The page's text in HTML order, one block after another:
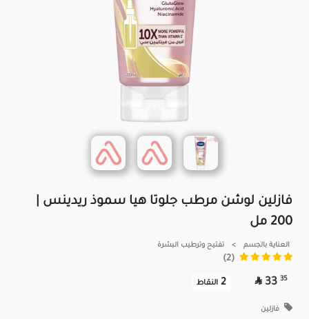
فازلين لوشن مرطب جلوتا هيا سموذ ريدينس |
200 مل
العناية بالجسم > تفتيح وترطيب البشرة
(2)
35
33

2 النقاط
فازلين